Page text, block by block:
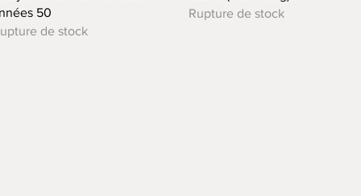
50
de stock
Rupture de stock